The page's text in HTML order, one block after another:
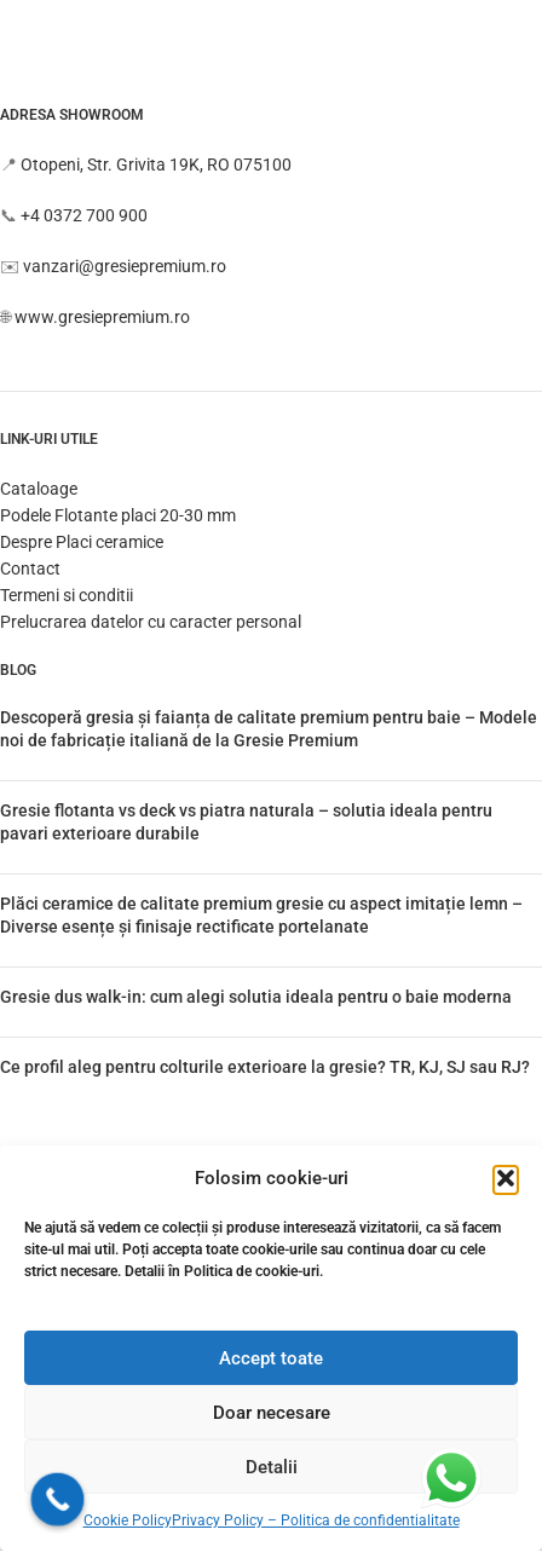
Folosim cookie-uri
Ne ajută să vedem ce colecții și produse interesează vizitatorii, ca să facem
site-ul mai util. Poți accepta toate cookie-urile sau continua doar cu cele
strict necesare. Detalii în Politica de cookie-uri.
Accept toate
Doar necesare
Detalii
Cookie PolicyPrivacy Policy – Politica de confidentialitate
ADRESA SHOWROOM
📍 Otopeni, Str. Grivita 19K, RO 075100
📞 +4 0372 700 900
✉️ vanzari@gresiepremium.ro
🌐www.gresiepremium.ro
LINK-URI UTILE
Cataloage
Podele Flotante placi 20-30 mm
Despre Placi ceramice
Contact
Termeni si conditii
Prelucrarea datelor cu caracter personal
BLOG
Descoperă gresia și faianța de calitate premium pentru baie – Modele
noi de fabricație italiană de la Gresie Premium
Gresie flotanta vs deck vs piatra naturala – solutia ideala pentru
pavari exterioare durabile
Plăci ceramice de calitate premium gresie cu aspect imitație lemn –
Diverse esențe și finisaje rectificate portelanate
Gresie dus walk-in: cum alegi solutia ideala pentru o baie moderna
Ce profil aleg pentru colturile exterioare la gresie? TR, KJ, SJ sau RJ?
© 2026 Gresie Premium. Toate drepturile rezervate. Conținutul acestui